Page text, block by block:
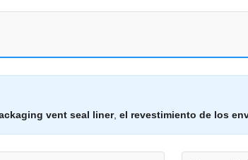
vent seal liner, el revestimiento de los